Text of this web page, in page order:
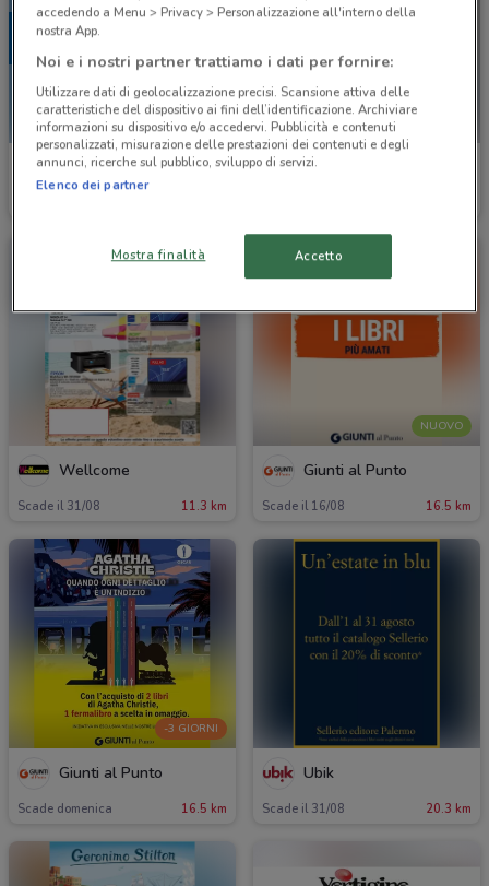
Mondadori Store GBC
Wellcome
Scade il 31/08 11.3 km
NUOVO
Giunti al Punto
Scade il 16/08 16.5 km
-3 GIORNI
Giunti al Punto
Scade domenica 16.5 km
Ubik
Scade il 31/08 20.3 km
accedendo a Menu > Privacy > Personalizzazione all'interno della
nostra App.
Noi e i nostri partner trattiamo i dati per fornire:
Utilizzare dati di geolocalizzazione precisi. Scansione attiva delle
caratteristiche del dispositivo ai fini dell’identificazione. Archiviare
informazioni su dispositivo e/o accedervi. Pubblicità e contenuti
personalizzati, misurazione delle prestazioni dei contenuti e degli
annunci, ricerche sul pubblico, sviluppo di servizi.
Elenco dei partner
Mostra finalità Accetto